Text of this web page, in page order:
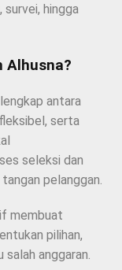
hingga
Alhusna?
antara
serta
seleksi dan
pelanggan.
membuat
pilihan,
anggaran.